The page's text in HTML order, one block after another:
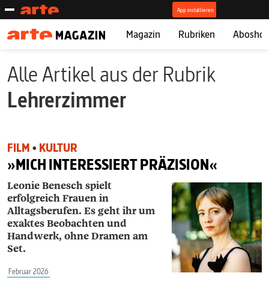
Magazin Rubriken
Alle Artikel aus der Rubrik
Lehrerzimmer
FILM • KULTUR
»MICH INTERESSIERT PRÄZISION«
Leonie Benesch spielt
erfolgreich Frauen in
Alltagsberufen. Es geht ihr um
exaktes Beobachten und
Handwerk, ohne Dramen am
Set.
Februar 2026